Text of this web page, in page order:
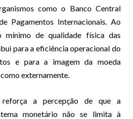
como o Banco Central
Pagamentos Internacionais. Ao
mínimo de qualidade física das
para a eficiência operacional do
e para a imagem da moeda
externamente.
a percepção de que a
monetário não se limita à